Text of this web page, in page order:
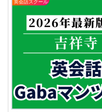
英会話スクール